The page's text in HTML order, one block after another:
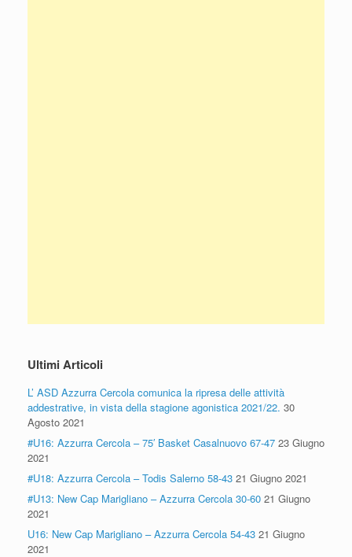
Ultimi Articoli
L’ ASD Azzurra Cercola comunica la ripresa delle attività
addestrative, in vista della stagione agonistica 2021/22. 30
Agosto 2021
#U16: Azzurra Cercola – 75′ Basket Casalnuovo 67-47 23 Giugno
2021
#U18: Azzurra Cercola – Todis Salerno 58-43 21 Giugno 2021
#U13: New Cap Marigliano – Azzurra Cercola 30-60 21 Giugno
2021
U16: New Cap Marigliano – Azzurra Cercola 54-43 21 Giugno
2021